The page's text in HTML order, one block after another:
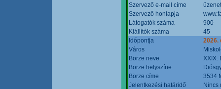
Szervező e-mail címe
Szervező honlapja
Látogatók száma
900
Kiállítók száma
45
Időpontja
2026.
Város
Börze neve
XXIX.
Börze helyszíne
Börze címe
3534
Jelentkezési határidő
Nincs